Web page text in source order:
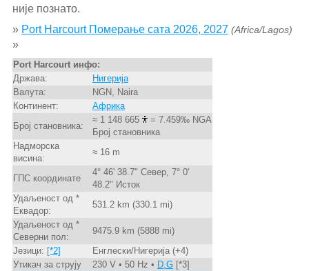
није познато.
» Port Harcourt Померање сата 2026, 2027 (Africa/Lagos)
»
Port Harcourt инфо:
Држава:
Нигерија
Валута:
NGN, Naira
Континент:
Африка
Број становника:
≈ 1 148 665
= 7.459‰ NGA
Број становника
Надморска
висина:
≈ 16 m
ГПС координате
4° 46' 38.7" Север, 7° 0'
48.2" Исток
Удаљеност од *
Еквадор:
531.2 km (330.1 mi)
Удаљеност од *
Северни пол:
9475.9 km (5888 mi)
Језици: [*2]
Енглески/Нигерија (+4)
Утикач за струју
230 V • 50 Hz • D,G[*3]